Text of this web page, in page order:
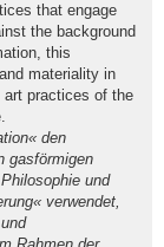
that engage
the background
this
materiality in
art practices of the
den
gasförmigen
und
verwendet,